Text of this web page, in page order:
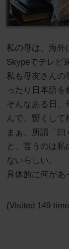
私の母は、海外
Skypeでテレビ
私も母友さんの
ったり日本語を
そんなある日、
んで、暫くし
まぁ、所謂「曰
と、言うのは
ないらしい。
具体的に何が
(Visited 149